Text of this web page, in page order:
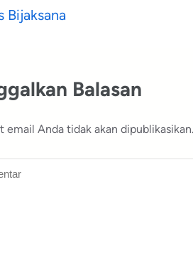
Bijaksana
Balasan
email Anda tidak akan dipublikasikan.